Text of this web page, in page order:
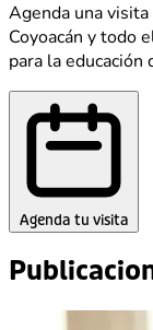
Agenda una
Coyoacán y todo
para la educación
Agenda tu visita